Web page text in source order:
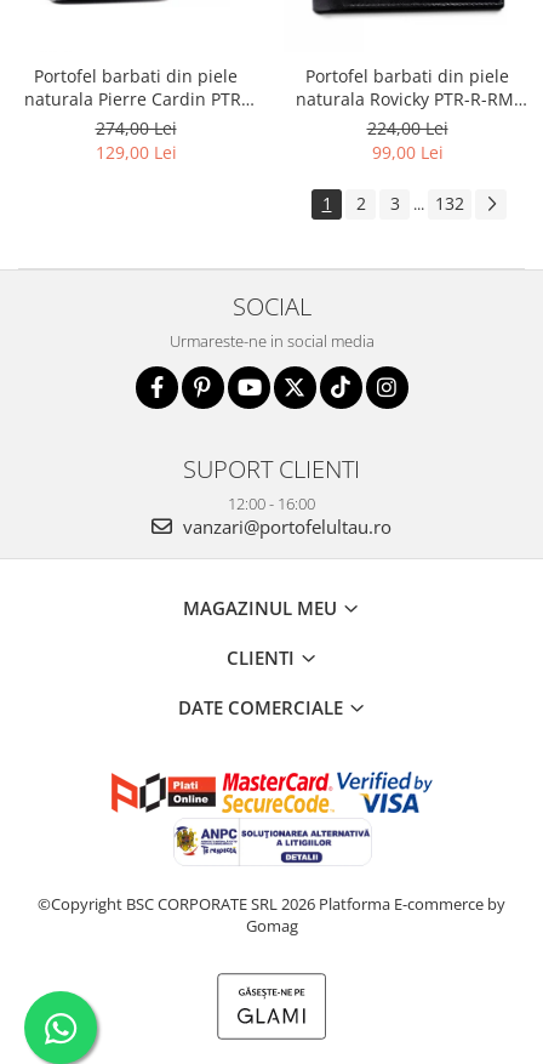
Portofel barbati din piele
naturala Pierre Cardin PTR-
8806 TILAK51
274,00 Lei
129,00 Lei
Portofel barbati din piele
naturala Rovicky PTR-R-RM-
11-GCL-1834 BL
224,00 Lei
99,00 Lei
1 2 3 ... 132
SOCIAL
Urmareste-ne in social media
SUPORT CLIENTI
12:00 - 16:00
vanzari@portofelultau.ro
MAGAZINUL MEU
CLIENTI
DATE COMERCIALE
©Copyright BSC CORPORATE SRL 2026 Platforma E-commerce by
Gomag